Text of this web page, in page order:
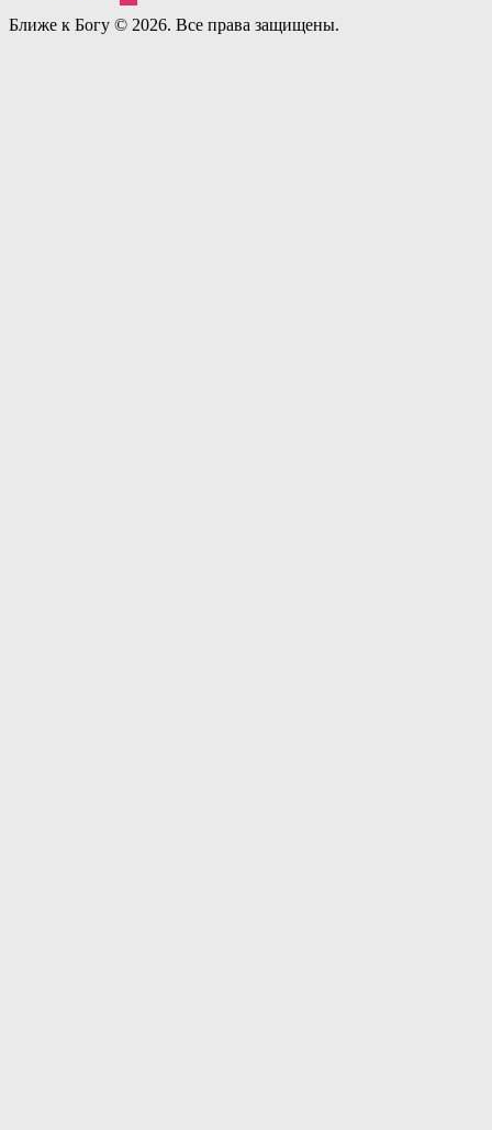
Ближе к Богу © 2026. Все права защищены.